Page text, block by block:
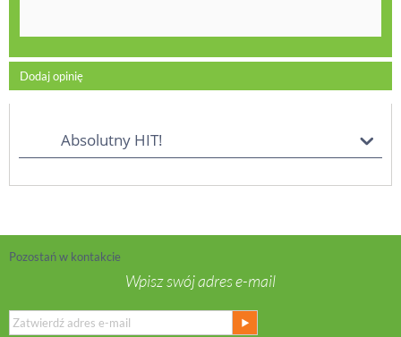
Dodaj opinię
Absolutny HIT!
Pozostań w kontakcie
Wpisz swój adres e-mail